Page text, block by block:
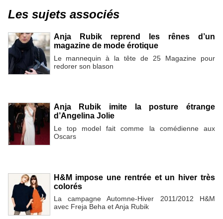
Les sujets associés
Anja Rubik reprend les rênes d’un
magazine de mode érotique
Le mannequin à la tête de 25 Magazine pour
redorer son blason
Anja Rubik imite la posture étrange
d’Angelina Jolie
Le top model fait comme la comédienne aux
Oscars
H&M impose une rentrée et un hiver très
colorés
La campagne Automne-Hiver 2011/2012 H&M
avec Freja Beha et Anja Rubik